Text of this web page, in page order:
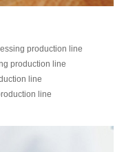
production line
production line
line
line